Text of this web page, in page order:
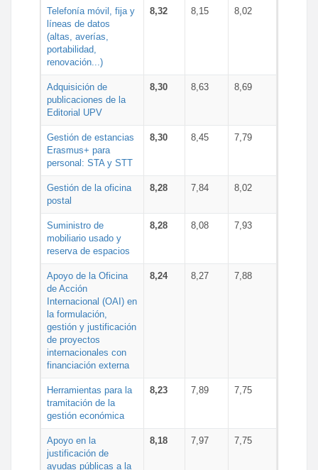
Telefonía móvil, fija y
líneas de datos
(altas, averías,
portabilidad,
renovación...)
8,32 8,15 8,02
Adquisición de
publicaciones de la
Editorial UPV
8,30 8,63 8,69
Gestión de estancias
Erasmus+ para
personal: STA y STT
8,30 8,45 7,79
Gestión de la oficina
postal
8,28 7,84 8,02
Suministro de
mobiliario usado y
reserva de espacios
8,28 8,08 7,93
Apoyo de la Oficina
de Acción
Internacional (OAI) en
la formulación,
gestión y justificación
de proyectos
internacionales con
financiación externa
8,24 8,27 7,88
Herramientas para la
tramitación de la
gestión económica
8,23 7,89 7,75
Apoyo en la
justificación de
ayudas públicas a la
8,18 7,97 7,75